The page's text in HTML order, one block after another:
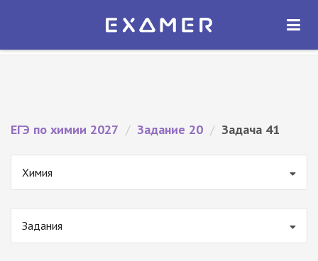
Экзамер — ЕГЭ 2027
ОТКРЫТЬ
ЕГЭ по химии 2027 / Задание 20 / Задача 41
Химия
Задания